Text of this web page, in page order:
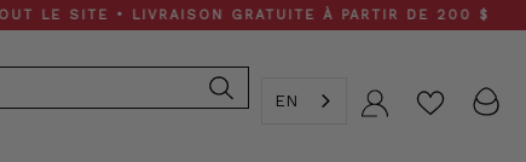
• LIVRAISON GRATUITE À PARTIR DE 200 $
EN Compte